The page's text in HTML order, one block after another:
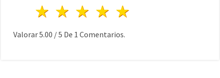
4 estrellas
3 estrellas
2 estrellas
1 estrella
Valorar5.00 /5 De 1 Comentarios.